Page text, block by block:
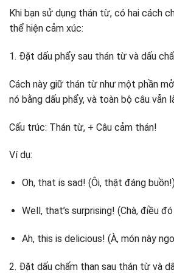
Khi bạn sử dụng thán từ, có hai cách
thể hiện cảm xúc:
1. Đặt dấu phẩy sau thán từ và dấu
Cách này giữ thán từ như một phần
nó bằng dấu phẩy, và toàn bộ câu vẫn
Cấu trúc: Thán từ, + Câu cảm thán!
Ví dụ:
Oh, that is sad! (Ôi, thật đáng
Well, that’s surprising! (Chà, điều
Ah, this is delicious! (À, món này
2. Đặt dấu chấm than sau thán từ và